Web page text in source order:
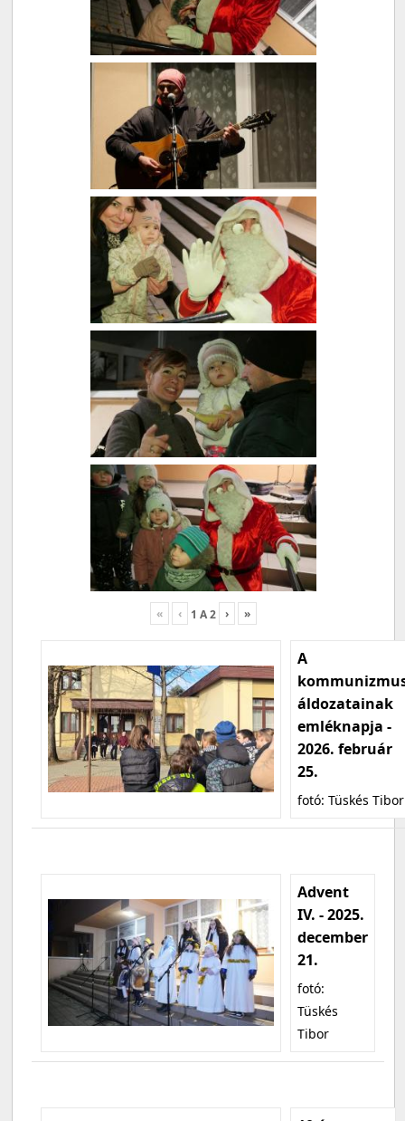
« ‹ 1 A2 › »
A
áldozatainak
emléknapja -
2026. február
25.
fotó: Tüskés Tibor
Advent
IV. - 2025.
december
21.
fotó:
Tüskés
Tibor